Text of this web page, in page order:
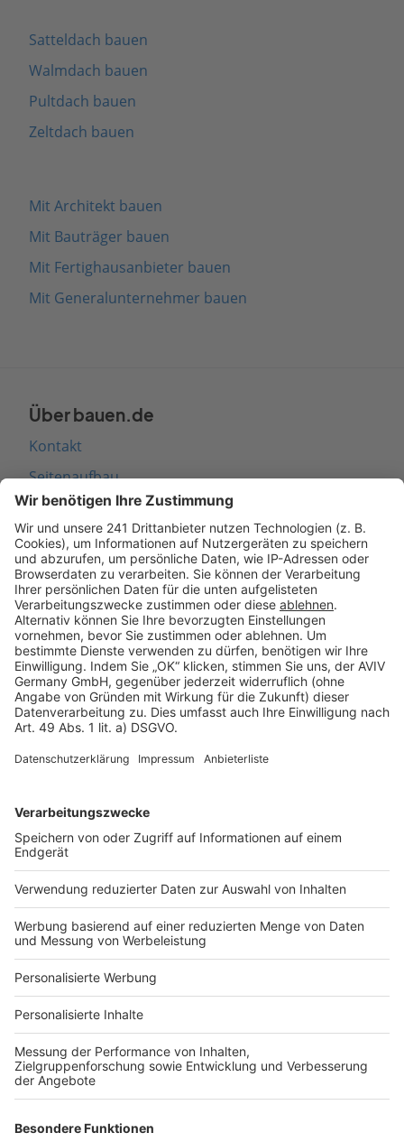
Satteldach bauen
Walmdach bauen
Pultdach bauen
Zeltdach bauen
Mit Architekt bauen
Mit Bauträger bauen
Mit Fertighausanbieter bauen
Mit Generalunternehmer bauen
Über bauen.de
Kontakt
Seitenaufbau
Barrierefreiheit
Cookie Einstellungen
Rechtliches
AGB-Übersicht
Datenschutz
Impressum
Fotonachweis
Bauprojekt-Quiz
Häuser-Suche
Hausanbieter-Suche
Bauprojekt-Profil
Für Unternehmen
Ihre Baufirma auf bauen.de
Kostenloses Infogespräch